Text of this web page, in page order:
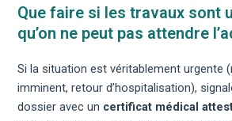
Que faire si les travaux sont
qu’on ne peut pas attendre
Si la situation est véritablement urgente
imminent, retour d’hospitalisation),
dossier avec un certificat médical